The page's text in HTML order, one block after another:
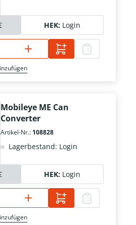
HEK: Login
Mobileye ME Can
Converter
Artikel-Nr.: 108828
Lagerbestand: Login
HEK: Login